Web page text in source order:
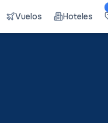
Vuelos Hoteles